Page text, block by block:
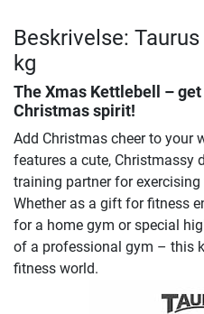
Beskrivelse:
kg
The Xmas Kettlebell –
Christmas spirit!
Add Christmas cheer to your
features a cute, Christmassy
training partner for
Whether as a gift for fitness
for a home gym or special
of a professional gym – this
fitness world.